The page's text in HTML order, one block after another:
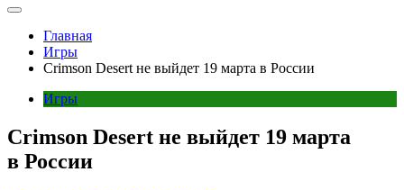
Главная
Игры
Crimson Desert не выйдет 19 марта в России
Игры
Crimson Desert не выйдет 19 марта
в России